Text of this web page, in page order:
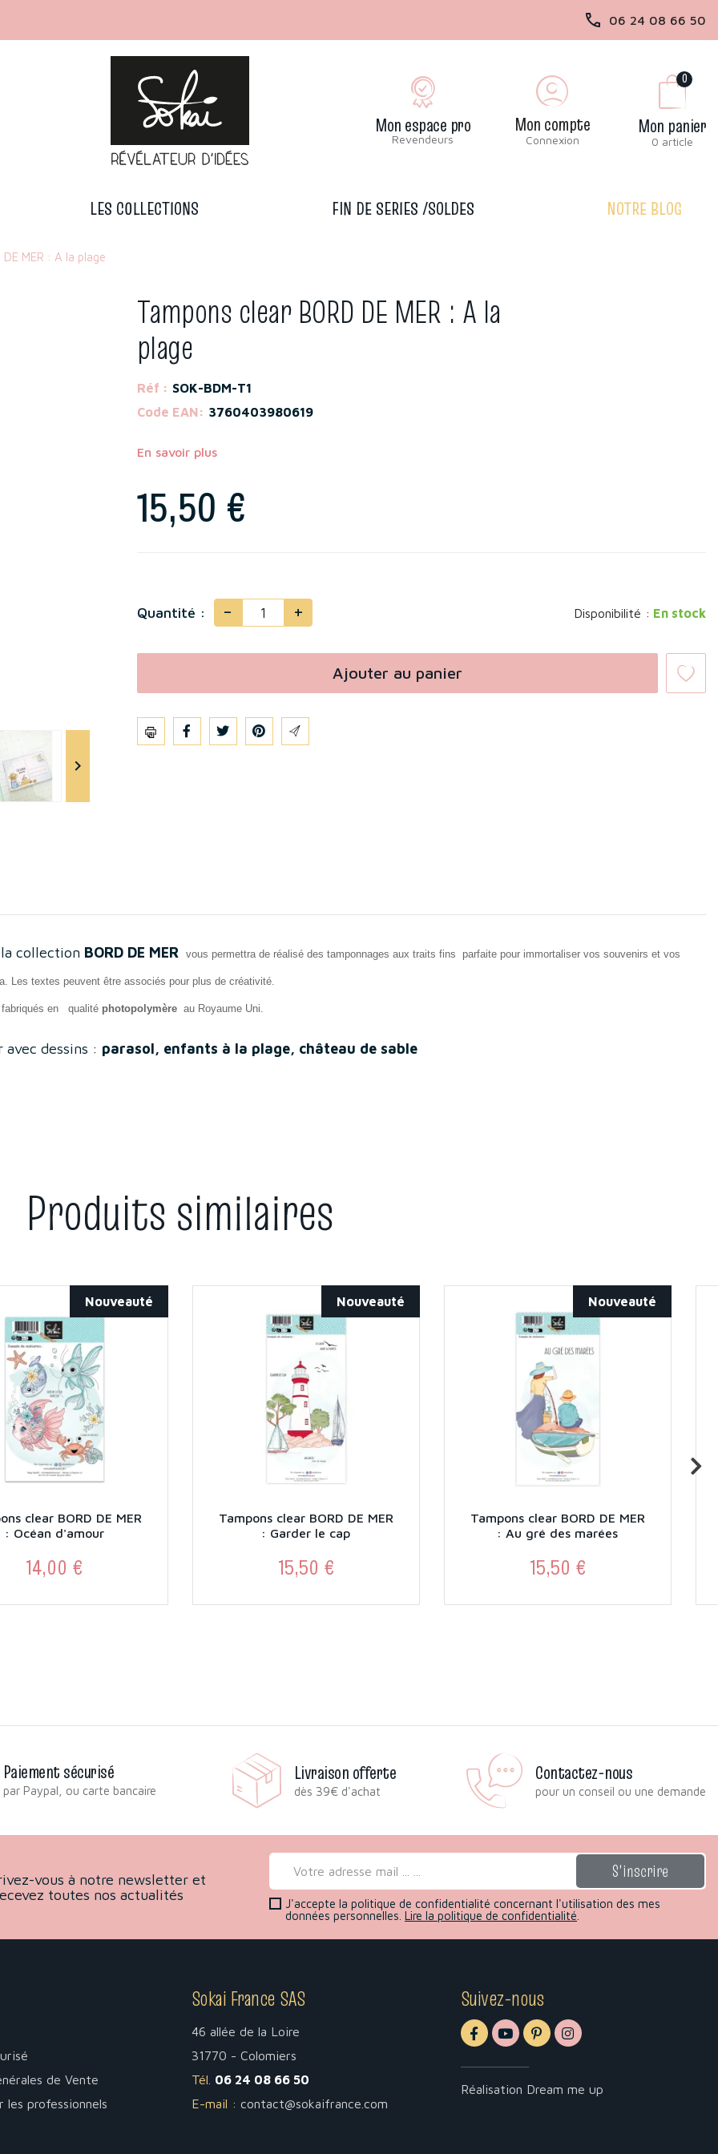
06 24 08 66 50
Mon espace pro
Revendeurs
Mon compte
Connexion
0
Mon panier
0 article
LES COLLECTIONS FIN DE SERIES /SOLDES NOTRE BLOG
MER : A la plage

Tampons clear BORD DE MER : A la
plage
Réf : SOK-BDM-T1
Code EAN: 3760403980619
En savoir plus
15,50 €
Quantité : - + Disponibilité : En stock
Ajouter au panier
Partager
collection BORD DE MER vous permettra de réalisé des tamponnages aux traits fins parfaite pour immortaliser vos souvenirs et vos
Les textes peuvent être associés pour plus de créativité.
en qualité photopolymère au Royaume Uni.
dessins : parasol, enfants à la plage, château de sable
Produits similaires
Nouveauté
clear BORD DE MER
: Océan d'amour
Prix
14,00 €
Nouveauté
Tampons clear BORD DE MER
: Garder le cap
Prix
15,50 €
Nouveauté
Tampons clear BORD DE MER
: Au gré des marées
Prix
15,50 €
Paiement sécurisé
par Paypal, ou carte bancaire
Livraison offerte
dès 39€ d'achat
Contactez-nous
pour un conseil ou une demande
vous à notre newsletter et
toutes nos actualités
J'accepte la politique de confidentialité concernant l'utilisation des mes
données personnelles.Lire la politique de confidentialité
de Vente
les professionnels
Sokai France SAS
46 allée de la Loire
31770 - Colomiers
Tél. 06 24 08 66 50
E-mail : contact@sokaifrance.com
Suivez-nous
Réalisation Dream me up